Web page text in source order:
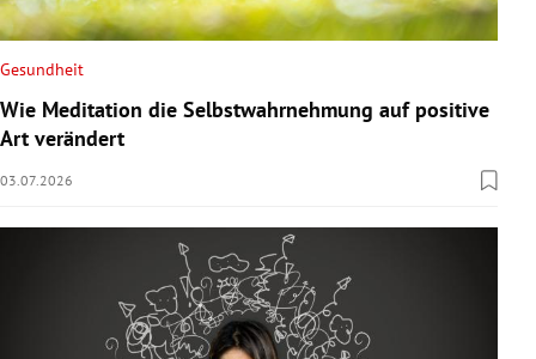
Gesundheit
Wie Meditation die Selbstwahrnehmung auf positive
Art verändert
03.07.2026